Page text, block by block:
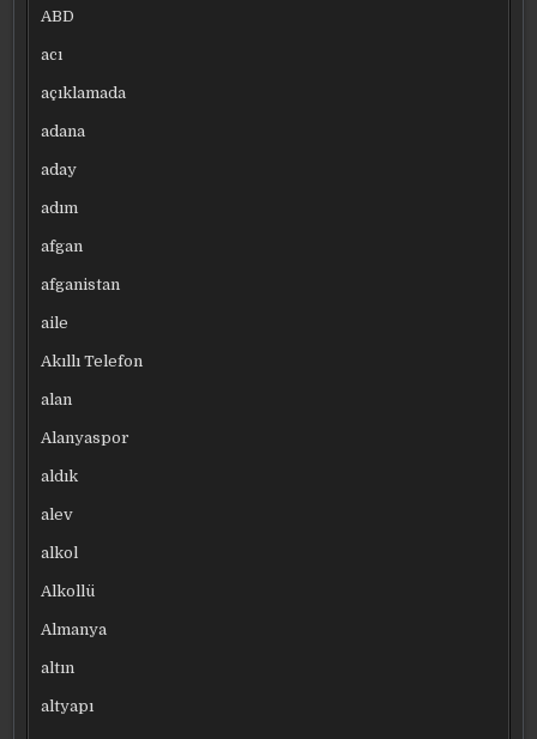
ABD
acı
açıklamada
adana
aday
adım
afgan
afganistan
aile
Akıllı Telefon
alan
Alanyaspor
aldık
alev
alkol
Alkollü
Almanya
altın
altyapı